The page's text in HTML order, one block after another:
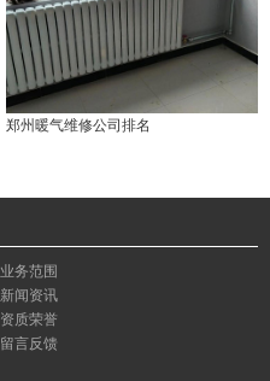
郑州暖气维修公司排名
业务范围
新闻资讯
资质荣誉
留言反馈